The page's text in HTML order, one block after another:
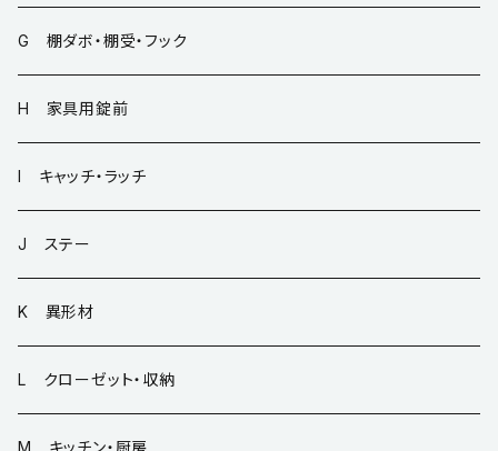
G 棚ダボ・棚受・フック
H 家具用錠前
I キャッチ・ラッチ
J ステー
K 異形材
L クローゼット・収納
M キッチン・厨房